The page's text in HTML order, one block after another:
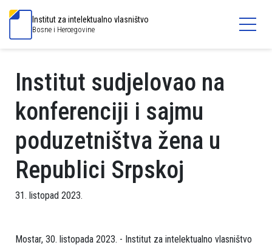
Institut za intelektualno vlasništvo
Bosne i Hercegovine
Institut sudjelovao na
konferenciji i sajmu
poduzetništva žena u
Republici Srpskoj
31. listopad 2023.
Mostar, 30. listopada 2023. - Institut za intelektualno vlasništvo